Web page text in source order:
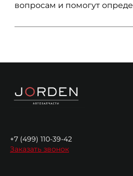
вопросам и помогут
+7 (499) 110-39-42
Заказать звонок